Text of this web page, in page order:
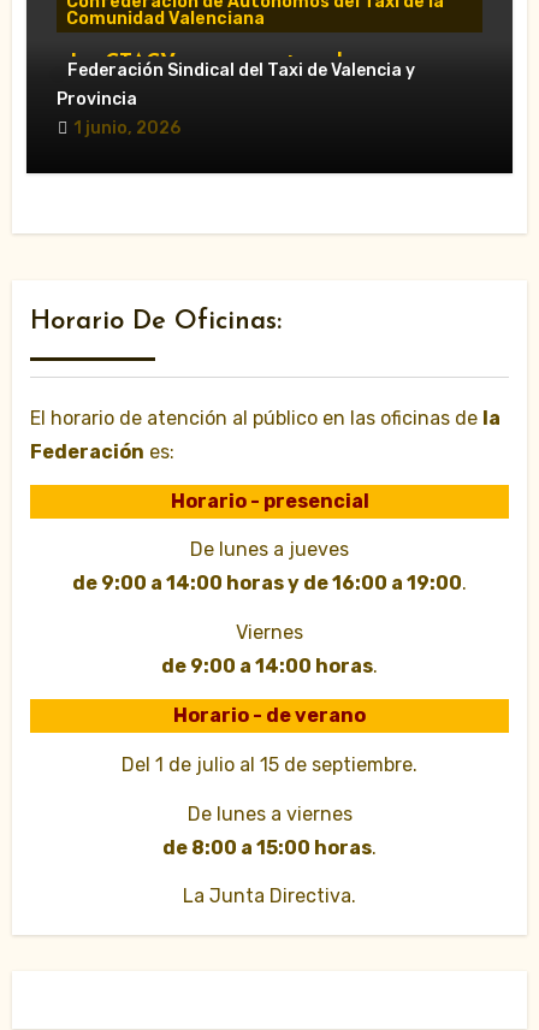
Comunidad Valenciana
«La CTACV carga contra el nuevo
Decreto Ley y acusa al Consell de
Federación Sindical del Taxi de Valencia y
Provincia
1 junio, 2026
Horario De Oficinas:
El horario de atención al público en las oficinas de la
Federación es:
Horario - presencial
De lunes a jueves
de 9:00 a 14:00 horas y de 16:00 a 19:00.
Viernes
de 9:00 a 14:00 horas.
Horario - de verano
Del 1 de julio al 15 de septiembre.
De lunes a viernes
de 8:00 a 15:00 horas.
La Junta Directiva.